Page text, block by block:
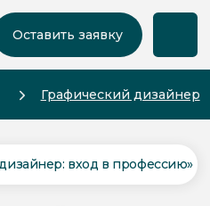
дизайнер
в профессию»